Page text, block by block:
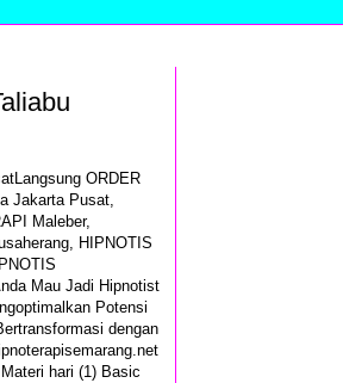
ORDER
Jakarta Pusat,
Maleber,
HIPNOTIS
Mau Jadi Hipnotist
Potensi
dengan
hari (1) Basic